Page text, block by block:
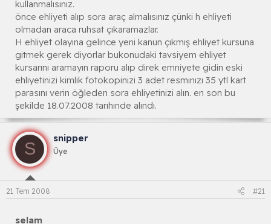
kullanmalısınız.
önce ehliyeti alıp sora araç almalısınız çünki h ehliyeti
olmadan araca ruhsat çıkaramazlar.
H ehliyet olayına gelince yeni kanun çıkmış ehliyet kursuna
gitmek gerek diyorlar bukonudaki tavsiyem ehliyet
kursarını aramayın raporu alıp direk emniyete gidin eski
ehliyetinizi kimlik fotokopinizi 3 adet resmınızı 35 ytl kart
parasını verin öğleden sora ehliyetinizi alın. en son bu
şekilde 18.07.2008 tarıhınde alındı.
S
snipper
Üye
21 Tem 2008 #21
selam